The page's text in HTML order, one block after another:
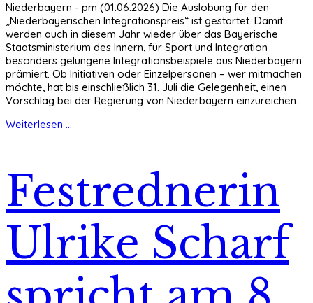
Niederbayern - pm (01.06.2026) Die Auslobung für den
„Niederbayerischen Integrationspreis“ ist gestartet. Damit
werden auch in diesem Jahr wieder über das Bayerische
Staatsministerium des Innern, für Sport und Integration
besonders gelungene Integrationsbeispiele aus Niederbayern
prämiert. Ob Initiativen oder Einzelpersonen – wer mitmachen
möchte, hat bis einschließlich 31. Juli die Gelegenheit, einen
Vorschlag bei der Regierung von Niederbayern einzureichen.
Weiterlesen ...
Festrednerin
Ulrike Scharf